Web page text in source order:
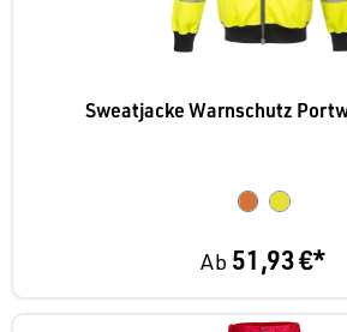
Sweatjacke Warnschutz
Ab 51,93 €*